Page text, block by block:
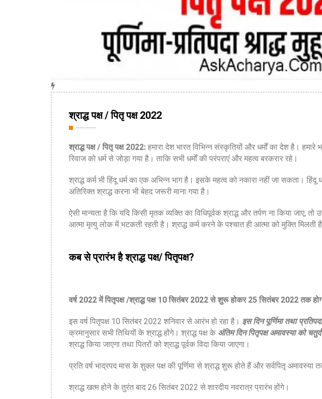
​​​​​​​श्राद्ध पक्ष / पितृ पक्ष 2022
श्राद्ध पक्ष / पितृ पक्ष 2022: हमारा देश भारत विभिन्न संस्कृतियों और धर्मों का देश है।
रिवाज को धर्म से जोड़ा गया है। ताकि सभी धर्मों की परंपराएं और महत्व बरकरार रहे।
श्राद्ध कर्म भी हिंदू धर्म का एक अभिन्न भाग है। इसके महत्व को नकारा नहीं जा सकता।
अतिरिक्त श्राद्ध करना भी बेहद जरूरी माना गया है।
ऐसी मान्यता है कि यदि किसी मृतक व्यक्ति का विधिपूर्वक श्राद्ध और तर्पण ना किया जाए,
आत्मा मृत्यु लोक में भटकती रहती है। श्राद्ध कर्म करने के पश्चात ही आत्मा को मुक्ति मिलती
कब से प्रारंभ है श्राद्ध पक्ष/ पितृपक्ष?
वर्ष 2022 में पितृपक्ष /श्राद्ध पक्ष 10 सितंबर 2022 से शुरू होकर 25 सितंबर 2022 तक
इस वर्ष पितृपक्ष 10 सितंबर 2022 शनिवार से आरंभ हो रहा है। इस दिन पूर्णिमा तथा
क्रमानुसार सभी तिथियों के श्राद्ध होंगे। श्राद्ध पक्ष के अंतिम दिन पितृपक्ष अमावस्या को
श्राद्ध किया जाएगा तथा पितरों को श्राद्ध पूर्वक विदा किया जाएगा।
प्रति वर्ष भाद्रपद मास के शुक्ल पक्ष की पूर्णिमा से श्राद्ध शुरू होते हैं और सर्वपितृ
श्राद्ध खत्म होने के तुरंत बाद 26 सितंबर 2022 से शारदीय नवरात्र प्रारंभ होंगे।